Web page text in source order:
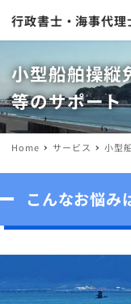
行政書士・海事代
小型船舶操縦
等のサポート
Home サービス 小型
こんなお悩み